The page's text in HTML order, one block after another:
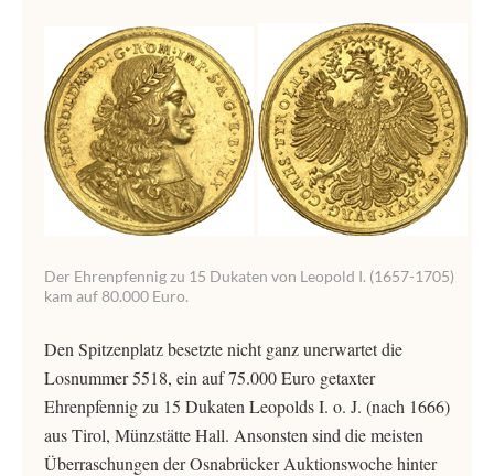
Der Ehrenpfennig zu 15 Dukaten von Leopold I. (1657-1705)
kam auf 80.000 Euro.
Den Spitzenplatz besetzte nicht ganz unerwartet die
Losnummer 5518, ein auf 75.000 Euro getaxter
Ehrenpfennig zu 15 Dukaten Leopolds I. o. J. (nach 1666)
aus Tirol, Münzstätte Hall. Ansonsten sind die meisten
Überraschungen der Osnabrücker Auktionswoche hinter